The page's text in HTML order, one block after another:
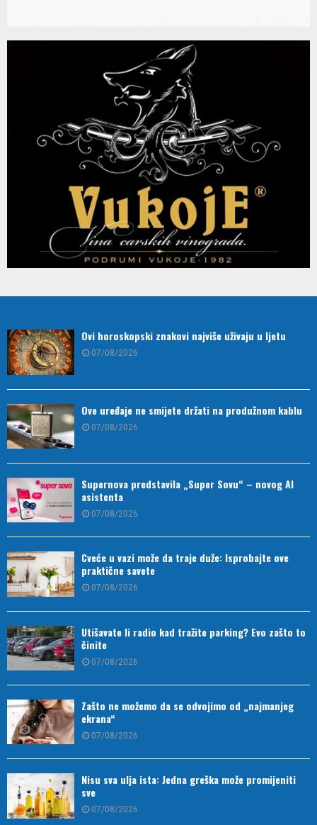
Ovi horoskopski znakovi najviše uživaju u ljetu
07/08/2026
Ove uređaje ne smijete držati na produžnom kablu
07/08/2026
Supernova predstavila „Super Sovu“ – novog AI
asistenta
07/08/2026
Cveće u vazi može da traje duže: Isprobajte ove
praktične savete
07/08/2026
Utišavate li radio kad tražite parking? Evo zašto to
činite
07/08/2026
Zašto ne možemo da se odvojimo od „najmanjeg
ekrana“
07/08/2026
Nisu sva ulja ista: Jedna greška može promijeniti
sve
07/08/2026